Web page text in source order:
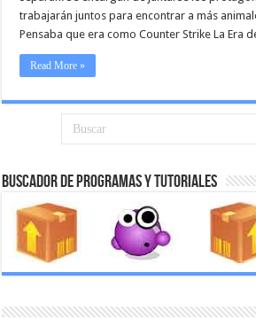
trabajarán juntos para encontrar a más
Pensaba que era como Counter Strike La Era
Read More »
Buscador de Programas y Tutoriales